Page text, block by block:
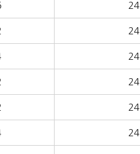
24
24
24
24
24
24